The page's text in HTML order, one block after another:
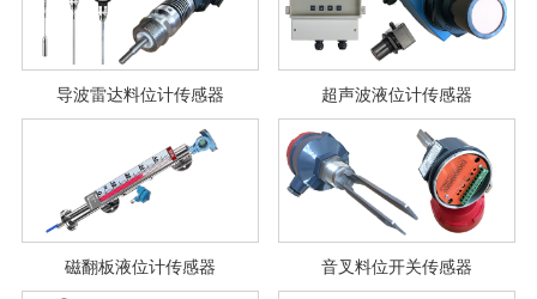
导波雷达料位计传感器 超声波液位计传感器
磁翻板液位计传感器 音叉料位开关传感器